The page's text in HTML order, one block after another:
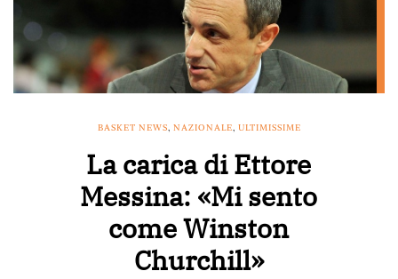
BASKET NEWS, NAZIONALE, ULTIMISSIME
La carica di Ettore
Messina: «Mi sento
come Winston
Churchill»